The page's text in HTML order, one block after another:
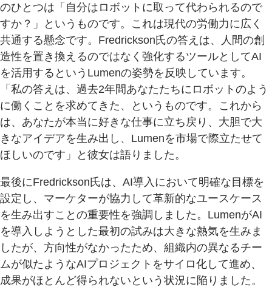
のひとつは「自分はロボットに取って代わられるので
すか？」というものです。これは現代の労働力に広く
共通する懸念です。Fredrickson氏の答えは、人間の創
造性を置き換えるのではなく強化するツールとしてAI
を活用するというLumenの姿勢を反映しています。
「私の答えは、過去2年間あなたたちにロボットのよう
に働くことを求めてきた、というものです。これから
は、あなたが本当に好きな仕事に立ち戻り、大胆で大
きなアイデアを生み出し、Lumenを市場で際立たせて
ほしいのです」と彼女は語りました。
最後にFredrickson氏は、AI導入において明確な目標を
設定し、マーケターが協力して革新的なユースケース
を生み出すことの重要性を強調しました。LumenがAI
を導入しようとした最初の試みは大きな熱気を生みま
したが、方向性がなかったため、組織内の異なるチー
ムが似たようなAIプロジェクトをサイロ化して進め、
成果がほとんど得られないという状況に陥りました。